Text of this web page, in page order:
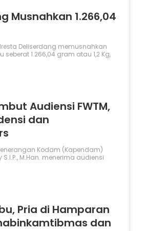
Musnahkan 1.266,04
Deliserdang memusnahkan
1.266,04 gram atau 1,2 Kg,
Audiensi FWTM,
dan
Kodam (Kapendam)
M.Han. menerima audiensi
Pria di Hamparan
dan